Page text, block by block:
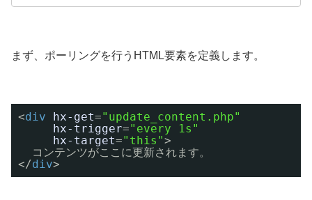
まず、ポーリングを行うHTML要素を定義します。
<div hx-get="update_content.php"
hx-trigger="every 1s"
hx-target="this">
コンテンツがここに更新されます。
</div>